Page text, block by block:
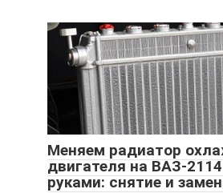
Меняем радиатор
двигателя на ВАЗ-
руками: снятие и